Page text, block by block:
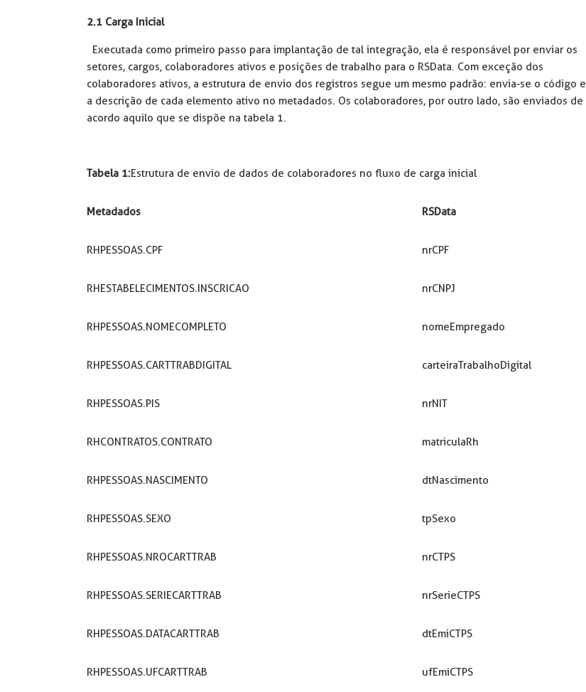
2.1 Carga Inicial
Executada como primeiro passo para implantação de tal integração, ela é responsável por enviar os
setores, cargos, colaboradores ativos e posições de trabalho para o RSData. Com exceção dos
colaboradores ativos, a estrutura de envio dos registros segue um mesmo padrão: envia-se o código e
a descrição de cada elemento ativo no metadados. Os colaboradores, por outro lado, são enviados de
acordo aquilo que se dispõe na tabela 1.
Tabela 1:Estrutura de envio de dados de colaboradores no fluxo de carga inicial
Metadados RSData
RHPESSOAS.CPF nrCPF
RHESTABELECIMENTOS.INSCRICAO nrCNPJ
RHPESSOAS.NOMECOMPLETO nomeEmpregado
RHPESSOAS.CARTTRABDIGITAL carteiraTrabalhoDigital
RHPESSOAS.PIS nrNIT
RHCONTRATOS.CONTRATO matriculaRh
RHPESSOAS.NASCIMENTO dtNascimento
RHPESSOAS.SEXO tpSexo
RHPESSOAS.NROCARTTRAB nrCTPS
RHPESSOAS.SERIECARTTRAB nrSerieCTPS
RHPESSOAS.DATACARTTRAB dtEmiCTPS
RHPESSOAS.UFCARTTRAB ufEmiCTPS